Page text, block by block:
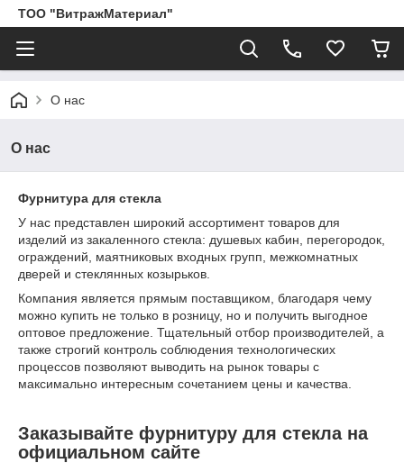
ТОО "ВитражМатериал"
О нас
О нас
Фурнитура для стекла
У нас представлен широкий ассортимент товаров для
изделий из закаленного стекла: душевых кабин, перегородок,
ограждений, маятниковых входных групп, межкомнатных
дверей и стеклянных козырьков.
Компания является прямым поставщиком, благодаря чему
можно купить не только в розницу, но и получить выгодное
оптовое предложение. Тщательный отбор производителей, а
также строгий контроль соблюдения технологических
процессов позволяют выводить на рынок товары с
максимально интересным сочетанием цены и качества.
Заказывайте фурнитуру для стекла на
официальном сайте